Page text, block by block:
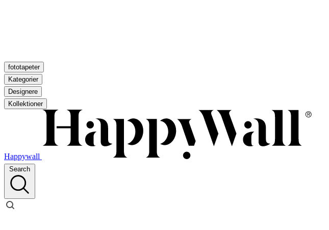
fototapeter
Kategorier
Designere
Kollektioner
Happywall
Search